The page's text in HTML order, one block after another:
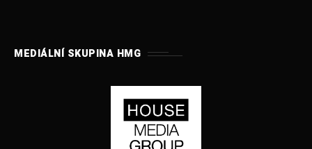
MEDIÁLNÍ SKUPINA HMG